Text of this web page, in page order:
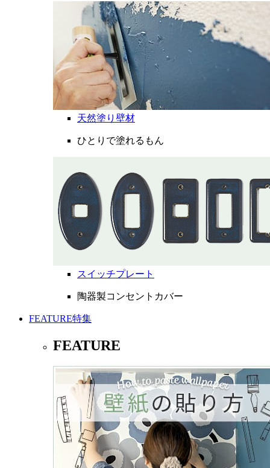
天然塗り壁材
ひとりで塗れるもん
スイッチプレート
陶器製コンセントカバー
FEATURE特集
FEATURE